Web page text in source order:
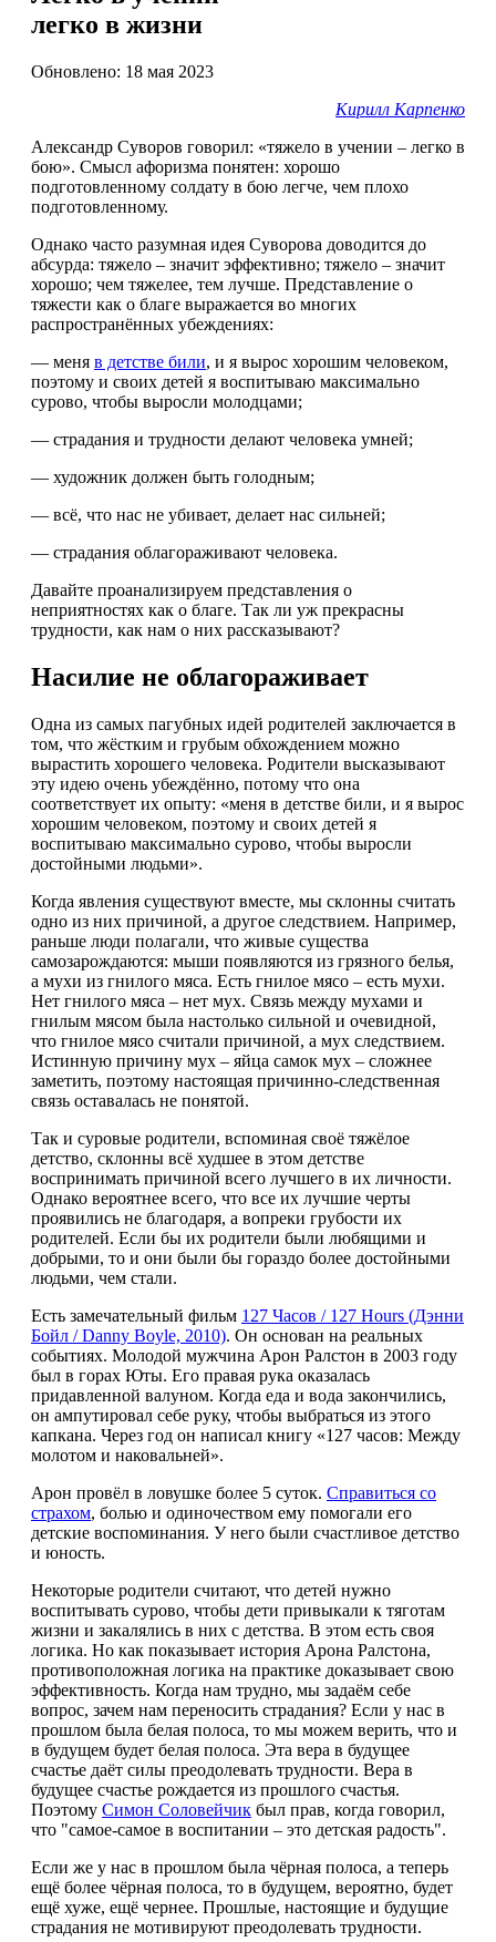
легко в жизни
Обновлено: 18 мая 2023
Кирилл Карпенко
Александр Суворов говорил: «тяжело в учении – легко в
бою». Смысл афоризма понятен: хорошо
подготовленному солдату в бою легче, чем плохо
подготовленному.
Однако часто разумная идея Суворова доводится до
абсурда: тяжело – значит эффективно; тяжело – значит
хорошо; чем тяжелее, тем лучше. Представление о
тяжести как о благе выражается во многих
распространённых убеждениях:
— меня в детстве били, и я вырос хорошим человеком,
поэтому и своих детей я воспитываю максимально
сурово, чтобы выросли молодцами;
— страдания и трудности делают человека умней;
— художник должен быть голодным;
— всё, что нас не убивает, делает нас сильней;
— страдания облагораживают человека.
Давайте проанализируем представления о
неприятностях как о благе. Так ли уж прекрасны
трудности, как нам о них рассказывают?
Насилие не облагораживает
Одна из самых пагубных идей родителей заключается в
том, что жёстким и грубым обхождением можно
вырастить хорошего человека. Родители высказывают
эту идею очень убеждённо, потому что она
соответствует их опыту: «меня в детстве били, и я вырос
хорошим человеком, поэтому и своих детей я
воспитываю максимально сурово, чтобы выросли
достойными людьми».
Когда явления существуют вместе, мы склонны считать
одно из них причиной, а другое следствием. Например,
раньше люди полагали, что живые существа
самозарождаются: мыши появляются из грязного белья,
а мухи из гнилого мяса. Есть гнилое мясо – есть мухи.
Нет гнилого мяса – нет мух. Связь между мухами и
гнилым мясом была настолько сильной и очевидной,
что гнилое мясо считали причиной, а мух следствием.
Истинную причину мух – яйца самок мух – сложнее
заметить, поэтому настоящая причинно-следственная
связь оставалась не понятой.
Так и суровые родители, вспоминая своё тяжёлое
детство, склонны всё худшее в этом детстве
воспринимать причиной всего лучшего в их личности.
Однако вероятнее всего, что все их лучшие черты
проявились не благодаря, а вопреки грубости их
родителей. Если бы их родители были любящими и
добрыми, то и они были бы гораздо более достойными
людьми, чем стали.
Есть замечательный фильм 127 Часов / 127 Hours (Дэнни
Бойл / Danny Boyle, 2010). Он основан на реальных
событиях. Молодой мужчина Арон Ралстон в 2003 году
был в горах Юты. Его правая рука оказалась
придавленной валуном. Когда еда и вода закончились,
он ампутировал себе руку, чтобы выбраться из этого
капкана. Через год он написал книгу «127 часов: Между
молотом и наковальней».
Арон провёл в ловушке более 5 суток. Справиться со
страхом, болью и одиночеством ему помогали его
детские воспоминания. У него были счастливое детство
и юность.
Некоторые родители считают, что детей нужно
воспитывать сурово, чтобы дети привыкали к тяготам
жизни и закалялись в них с детства. В этом есть своя
логика. Но как показывает история Арона Ралстона,
противоположная логика на практике доказывает свою
эффективность. Когда нам трудно, мы задаём себе
вопрос, зачем нам переносить страдания? Если у нас в
прошлом была белая полоса, то мы можем верить, что и
в будущем будет белая полоса. Эта вера в будущее
счастье даёт силы преодолевать трудности. Вера в
будущее счастье рождается из прошлого счастья.
Поэтому Симон Соловейчик был прав, когда говорил,
что "самое-самое в воспитании – это детская радость".
Если же у нас в прошлом была чёрная полоса, а теперь
ещё более чёрная полоса, то в будущем, вероятно, будет
ещё хуже, ещё чернее. Прошлые, настоящие и будущие
страдания не мотивируют преодолевать трудности.